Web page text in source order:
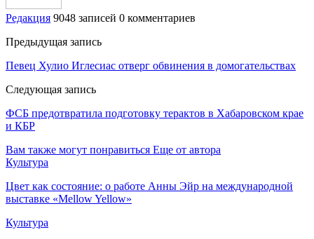
Редакция 9048 записей 0 комментариев
Предыдущая запись
Певец Хулио Иглесиас отверг обвинения в домогательствах
Следующая запись
ФСБ предотвратила подготовку терактов в Хабаровском крае
и КБР
Вам также могут понравиться Еще от автора
Культура
Цвет как состояние: о работе Анны Эйр на международной
выставке «Mellow Yellow»
Культура